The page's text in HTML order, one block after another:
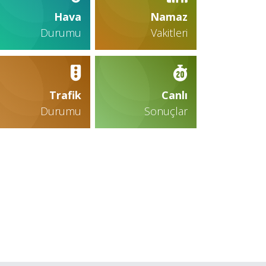
Hava
Durumu
Namaz
Vakitleri
Trafik
Durumu
Canlı
Sonuçlar